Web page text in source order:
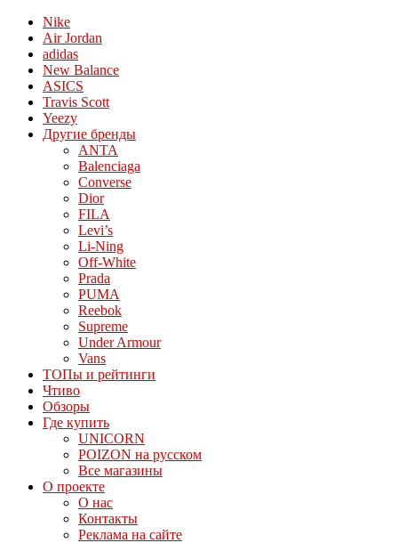
Nike
Air Jordan
adidas
New Balance
ASICS
Travis Scott
Yeezy
Другие бренды
ANTA
Balenciaga
Converse
Dior
FILA
Levi’s
Li-Ning
Off-White
Prada
PUMA
Reebok
Supreme
Under Armour
Vans
ТОПы и рейтинги
Чтиво
Обзоры
Где купить
UNICORN
POIZON на русском
Все магазины
О проекте
О нас
Контакты
Реклама на сайте